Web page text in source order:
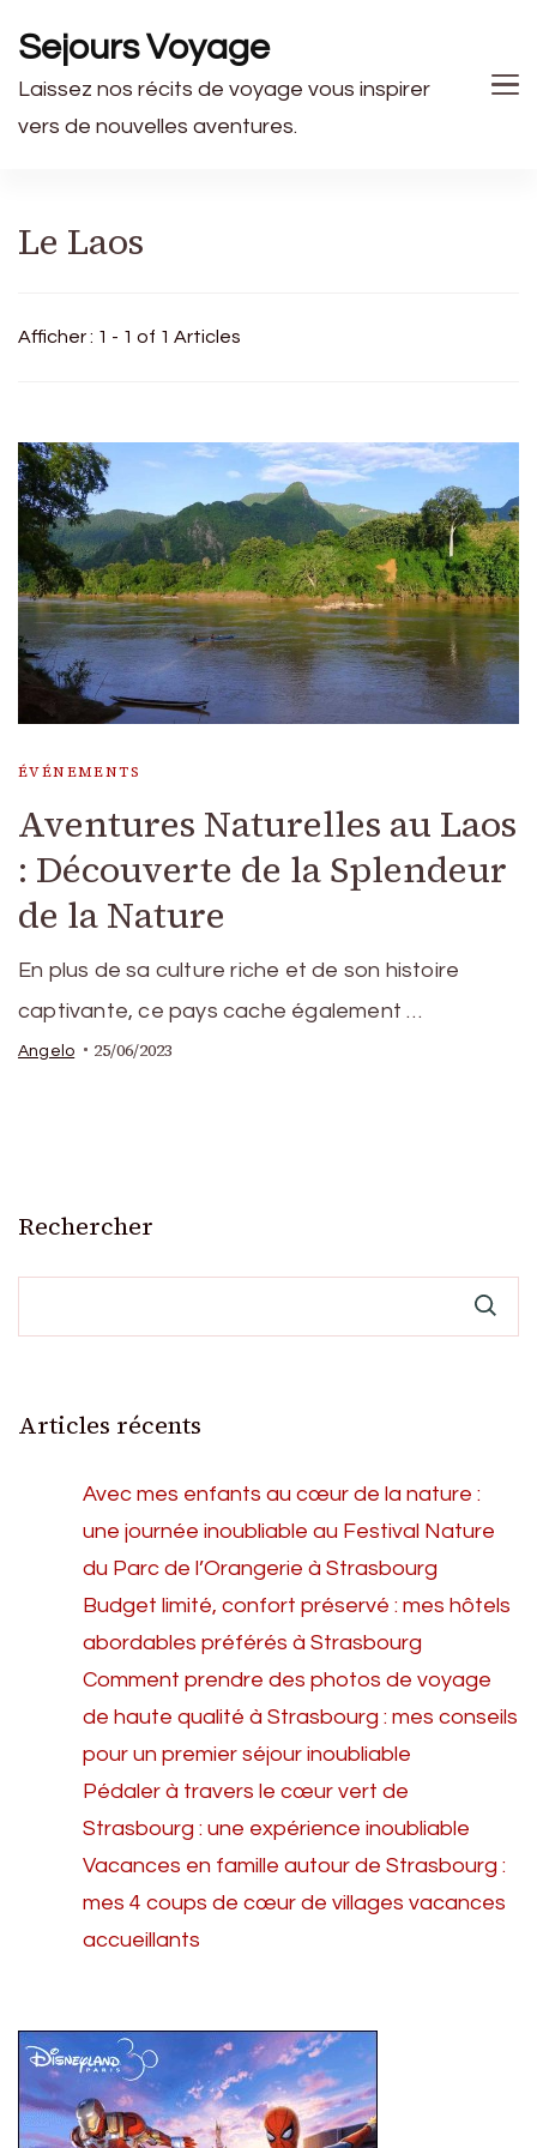
Sejours Voyage
Laissez nos récits de voyage vous inspirer
vers de nouvelles aventures.
Le Laos
Afficher : 1 - 1 of 1 Articles
ÉVÉNEMENTS
Aventures Naturelles au Laos
: Découverte de la Splendeur
de la Nature
En plus de sa culture riche et de son histoire
captivante, ce pays cache également …
Angelo 25/06/2023
Rechercher
Articles récents
Avec mes enfants au cœur de la nature :
une journée inoubliable au Festival Nature
du Parc de l’Orangerie à Strasbourg
Budget limité, confort préservé : mes hôtels
abordables préférés à Strasbourg
Comment prendre des photos de voyage
de haute qualité à Strasbourg : mes conseils
pour un premier séjour inoubliable
Pédaler à travers le cœur vert de
Strasbourg : une expérience inoubliable
Vacances en famille autour de Strasbourg :
mes 4 coups de cœur de villages vacances
accueillants